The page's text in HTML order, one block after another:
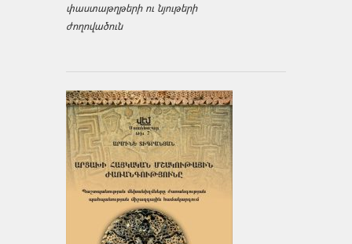
փաստաթղթերի ու նյութերի
ժողովածուն